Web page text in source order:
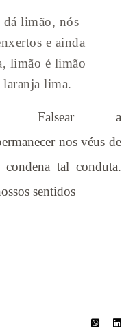
dá limão, nós
e ainda
limão é limão
lima.
Falsear a
nos véus de
tal conduta.
sentidos